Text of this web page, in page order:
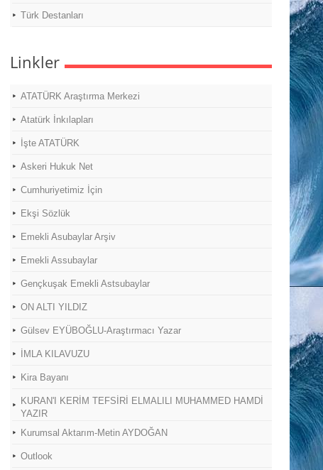
Türk Destanları
Linkler
ATATÜRK Araştırma Merkezi
Atatürk İnkılapları
İşte ATATÜRK
Askeri Hukuk Net
Cumhuriyetimiz İçin
Ekşi Sözlük
Emekli Asubaylar Arşiv
Emekli Assubaylar
Gençkuşak Emekli Astsubaylar
ON ALTI YILDIZ
Gülsev EYÜBOĞLU-Araştırmacı Yazar
İMLA KILAVUZU
Kira Bayanı
KURAN'I KERİM TEFSİRİ ELMALILI MUHAMMED HAMDİ
YAZIR
Kurumsal Aktarım-Metin AYDOĞAN
Outlook